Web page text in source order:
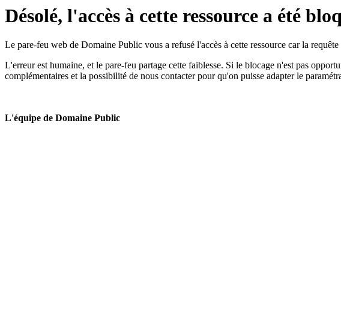
Désolé, l'accès à cette ressource a été
Le pare-feu web de Domaine Public vous a refusé l'accès à cette ressource car la
L'erreur est humaine, et le pare-feu partage cette faiblesse. Si le blocage n'est pas
complémentaires et la possibilité de nous contacter pour qu'on puisse adapter le
L'équipe de Domaine Public